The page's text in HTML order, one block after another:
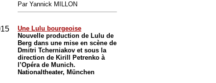
Par Yannick MILLON
Une Lulu bourgeoise
Nouvelle production de Lulu de
Berg dans une mise en scène de
Dmitri Tcherniakov et sous la
direction de Kirill Petrenko à
l’Opéra de Munich.
Nationaltheater, München